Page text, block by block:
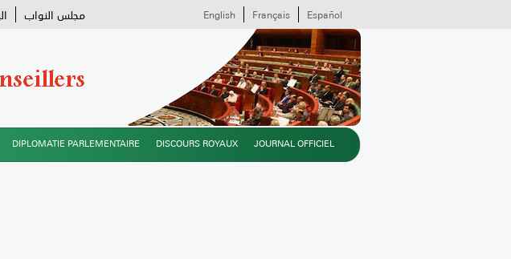
مجلس النواب Español
Français
English
DIPLOMATIE PARLEMENTAIRE DISCOURS ROYAUX JOURNAL OFFICIEL